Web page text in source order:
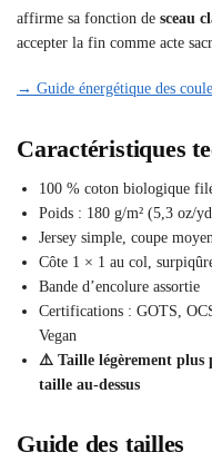
affirme sa fonction de sceau
accepter la fin comme acte
→ Guide énergétique des
Caractéristiques
100 % coton biologique
Poids : 180 g/m² (5,3 oz/
Jersey simple, coupe
Côte 1 × 1 au col,
Bande d’encolure assortie
Certifications : GOTS,
Vegan
⚠️ Taille légèrement plus
taille au-dessus
Guide des tailles